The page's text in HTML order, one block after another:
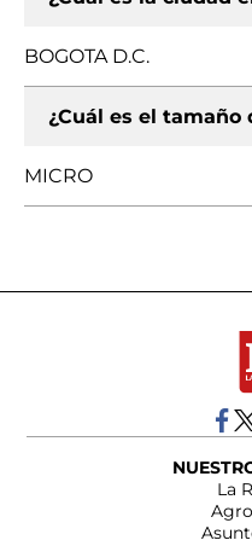
BOGOTA D.C.
¿Cuál es el tamaño
MICRO
La